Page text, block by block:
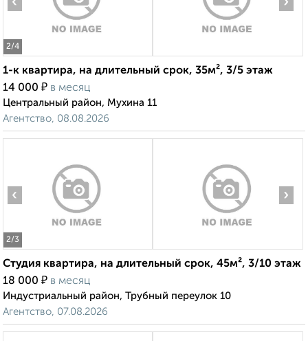
2/4
1-к квартира, на длительный срок, 35м², 3/5 этаж
14 000 ₽ в месяц
Центральный район, Мухина 11
Агентство, 08.08.2026
2/3
‹ ›
Студия квартира, на длительный срок, 45м², 3/10 этаж
18 000 ₽ в месяц
Индустриальный район, Трубный переулок 10
Агентство, 07.08.2026